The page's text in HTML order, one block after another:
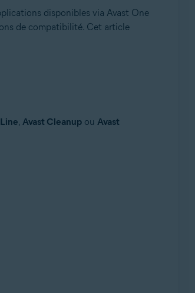
disponibles via Avast One
de compatibilité. Cet article
, Avast Cleanupou Avast